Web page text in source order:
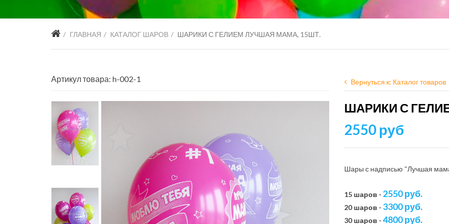
ГЛАВНАЯ КАТАЛОГ ШАРОВ ШАРИКИ С ГЕЛИЕМ ЛУЧШАЯ МАМА, 15ШТ.
Артикул товара: h-002-1 Вернуться к: Каталог товаров
ШАРИКИ С
2550 руб
Шары с надписью "Лучшая
15 шаров - 2550 руб.
20 шаров - 3300 руб.
30 шаров -4800 руб.